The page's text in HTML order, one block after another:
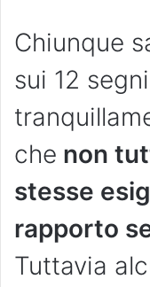
Chiunque
sui 12
che non
stesse
rapporto
Tuttavia